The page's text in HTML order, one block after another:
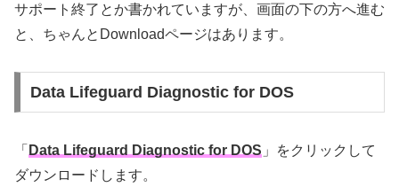
サポート終了とか書かれていますが、画面の下の方へ進む
と、ちゃんとDownloadページはあります。
Data Lifeguard Diagnostic for DOS
「 Data Lifeguard Diagnostic for DOS 」をクリックして
ダウンロードします。